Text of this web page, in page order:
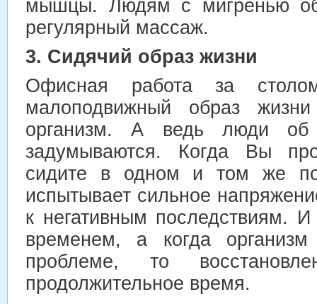
мышцы. Людям с мигренью
регулярный массаж.
3. Сидячий образ жизни
Офисная работа за
малоподвижный образ
организм. А ведь люди об
задумываются. Когда Вы
сидите в одном и том же
испытывает сильное
к негативным последствиям. И
временем, а когда
проблеме, то
продолжительное время.